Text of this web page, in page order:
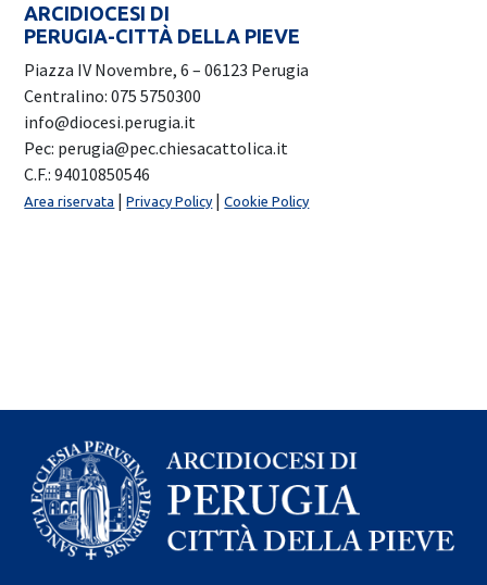
ARCIDIOCESI DI
PERUGIA-CITTÀ DELLA PIEVE
Piazza IV Novembre, 6 – 06123 Perugia
Centralino: 075 5750300
info@diocesi.perugia.it
Pec: perugia@pec.chiesacattolica.it
C.F.: 94010850546
Area riservata |Privacy Policy |Cookie Policy